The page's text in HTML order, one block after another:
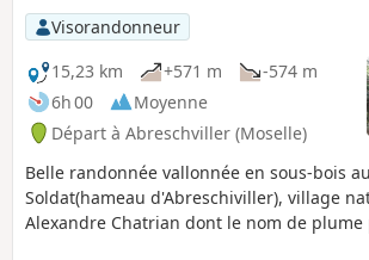
Visorandonneur
15,23 km
+571 m
-574 m
6h 00
Moyenne
Départ à Abreschviller (Moselle)
Belle randonnée vallonnée en sous-bois
Soldat(hameau d'Abreschiviller), village
Alexandre Chatrian dont le nom de